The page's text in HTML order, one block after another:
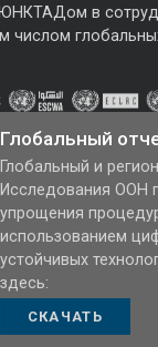
в
числом
Глобальный
Глобальный и
Исследования ООН
упрощения
использованием
устойчивых
здесь:
СКАЧАТЬ